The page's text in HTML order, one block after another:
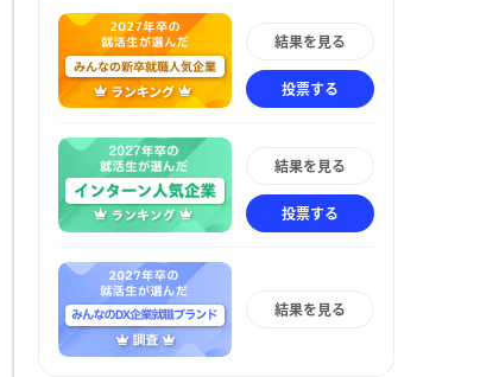
結果を見る
投票する
結果を見る
投票する
結果を見る